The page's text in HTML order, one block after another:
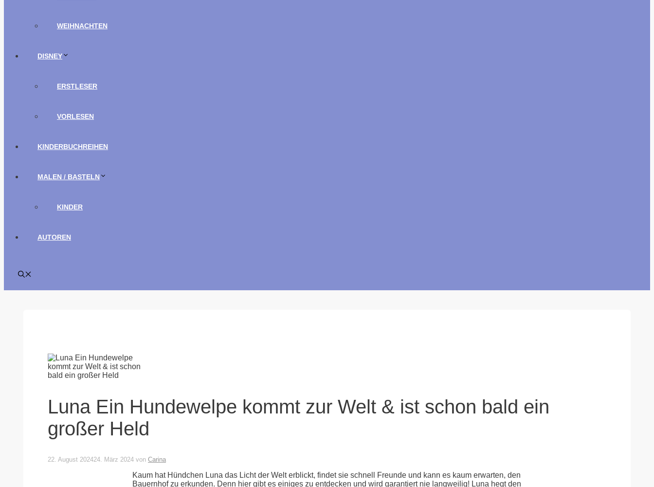
WEIHNACHTEN
DISNEY
ERSTLESER
VORLESEN
KINDERBUCHREIHEN
MALEN / BASTELN
KINDER
AUTOREN
Luna Ein Hundewelpe kommt zur Welt & ist schon bald ein
großer Held
22. August 202424. März 2024 von Carina
Kaum hat Hündchen Luna das Licht der Welt erblickt, findet sie schnell Freunde und kann es kaum erwarten, den
Bauernhof zu erkunden. Denn hier gibt es einiges zu entdecken und wird garantiert nie langweilig! Luna hegt den